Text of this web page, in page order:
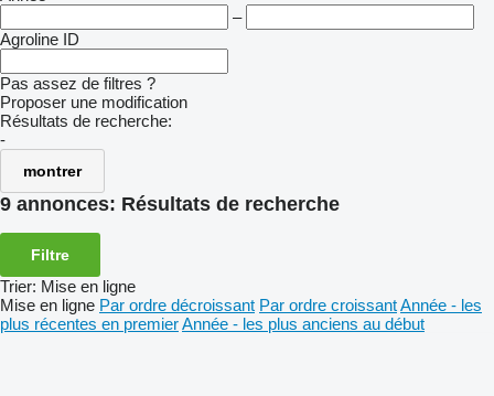
–
Agroline ID
Pas assez de filtres ?
Proposer une modification
Résultats de recherche:
-
montrer
9 annonces: Résultats de recherche
Filtre
Trier: Mise en ligne
Mise en ligne Par ordre décroissant Par ordre croissantAnnée - les
plus récentes en premierAnnée - les plus anciens au début